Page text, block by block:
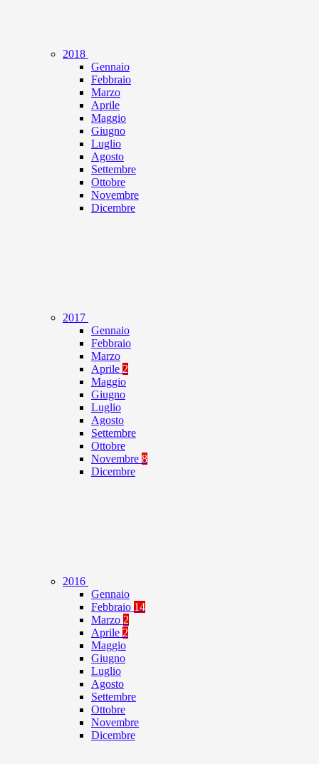
2018
Gennaio
Febbraio
Marzo
Aprile
Maggio
Giugno
Luglio
Agosto
Settembre
Ottobre
Novembre
Dicembre
2017
Gennaio
Febbraio
Marzo
Aprile 2
Maggio
Giugno
Luglio
Agosto
Settembre
Ottobre
Novembre 8
Dicembre
2016
Gennaio
Febbraio 14
Marzo 2
Aprile 2
Maggio
Giugno
Luglio
Agosto
Settembre
Ottobre
Novembre
Dicembre